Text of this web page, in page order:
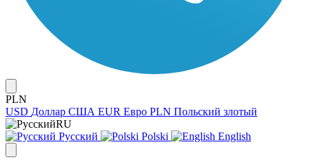
PLN
USD Доллар США EUR Евро PLN Польский злотый
RU
Русский
Polski English